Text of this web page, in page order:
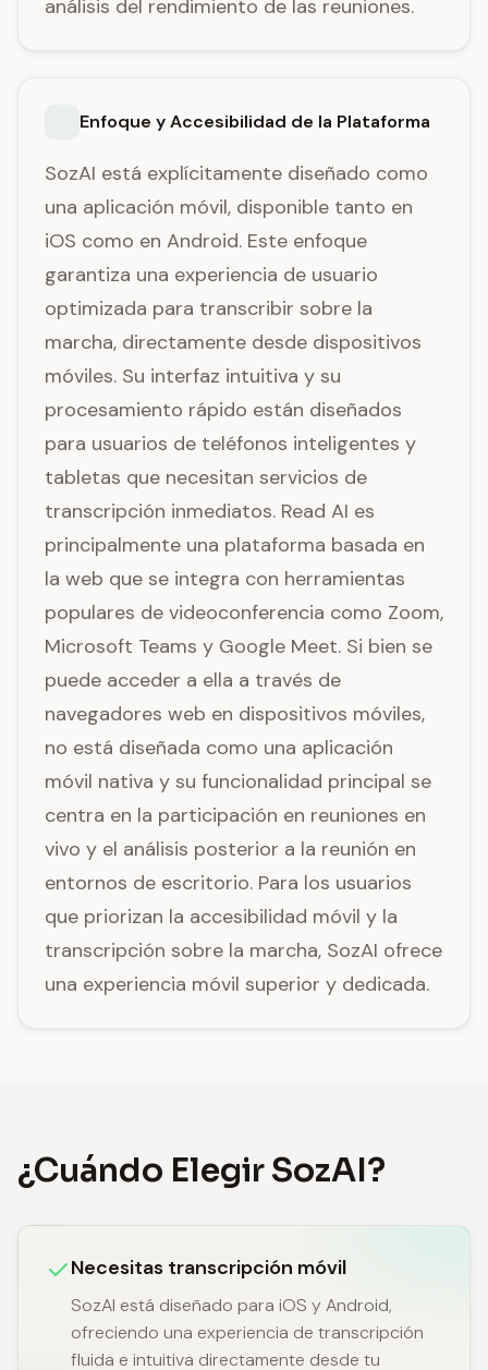
análisis del rendimiento de las reuniones.
Enfoque y Accesibilidad de la Plataforma
SozAI está explícitamente diseñado como
una aplicación móvil, disponible tanto en
iOS como en Android. Este enfoque
garantiza una experiencia de usuario
optimizada para transcribir sobre la
marcha, directamente desde dispositivos
móviles. Su interfaz intuitiva y su
procesamiento rápido están diseñados
para usuarios de teléfonos inteligentes y
tabletas que necesitan servicios de
transcripción inmediatos. Read AI es
principalmente una plataforma basada en
la web que se integra con herramientas
populares de videoconferencia como Zoom,
Microsoft Teams y Google Meet. Si bien se
puede acceder a ella a través de
navegadores web en dispositivos móviles,
no está diseñada como una aplicación
móvil nativa y su funcionalidad principal se
centra en la participación en reuniones en
vivo y el análisis posterior a la reunión en
entornos de escritorio. Para los usuarios
que priorizan la accesibilidad móvil y la
transcripción sobre la marcha, SozAI ofrece
una experiencia móvil superior y dedicada.
¿Cuándo Elegir SozAI?
Necesitas transcripción móvil
SozAI está diseñado para iOS y Android,
ofreciendo una experiencia de transcripción
fluida e intuitiva directamente desde tu